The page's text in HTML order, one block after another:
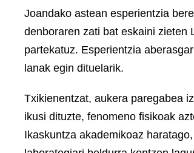
Joandako astean esperientzia
denboraren zati bat eskaini zieten
partekatuz. Esperientzia
lanak egin dituelarik.
Txikienentzat, aukera paregabea
ikusi dituzte, fenomeno fisikoak
Ikaskuntza akademikoaz